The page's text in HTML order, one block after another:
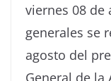
viernes 08 de
generales se
agosto del
General de la